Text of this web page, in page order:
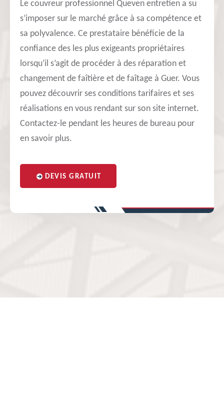
Le couvreur professionnel Queven entretien a su
s’imposer sur le marché grâce à sa compétence et
sa polyvalence. Ce prestataire bénéficie de la
confiance des les plus exigeants propriétaires
lorsqu’il s’agit de procéder à des réparation et
changement de faîtière et de faîtage à Guer. Vous
pouvez découvrir ses conditions tarifaires et ses
réalisations en vous rendant sur son site internet.
Contactez-le pendant les heures de bureau pour
en savoir plus.
DEVIS GRATUIT